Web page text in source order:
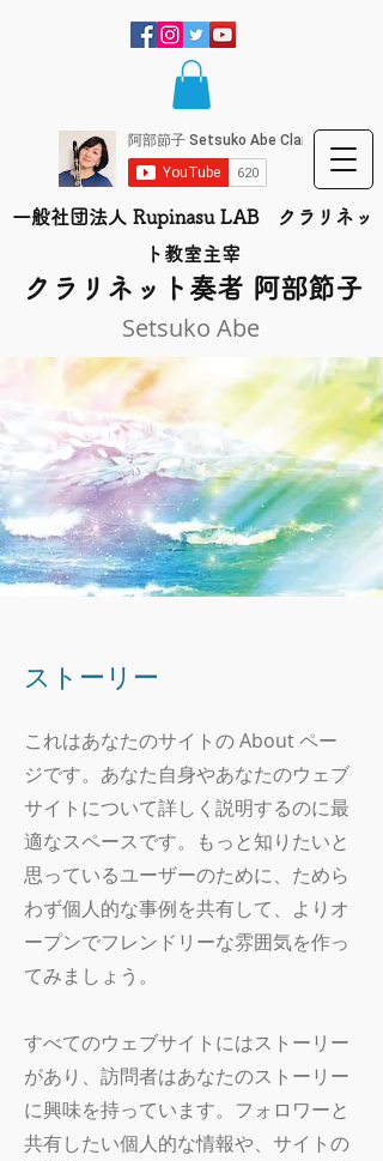
Setsuko Abe
一般社団法人 Rupinasu LAB クラリネッ
ト​教室主宰
​クラリネット奏者 阿部節子
ストーリー
これはあなたのサイトの About ペー
ジです。あなた自身やあなたのウェブ
サイトについて詳しく説明するのに最
適なスペースです。もっと知りたいと
思っているユーザーのために、ためら
わず個人的な事例を共有して、よりオ
ープンでフレンドリーな雰囲気を作っ
てみましょう。
すべてのウェブサイトにはストーリー
があり、訪問者はあなたのストーリー
に興味を持っています。フォロワーと
共有したい個人的な情報や、サイトの